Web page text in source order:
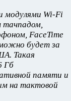
модулями Wi-Fi
тачпадом,
FaceTime
будет за
Такая
Гб
памяти и
на тактовой